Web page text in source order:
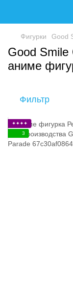
Фигурки Good
Good
аниме
Фильтр
✦✦✦✦
3